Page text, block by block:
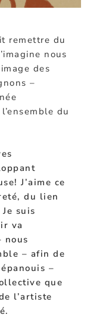
remettre du
nous
des
–
du
J’aime ce
du lien
suis
va
nous
– afin de
–
que
l’artiste